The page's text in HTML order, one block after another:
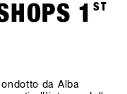
1 ST
da Alba